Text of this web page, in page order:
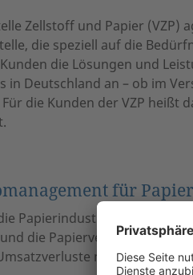
Zellstoff und Papier (VZP)
die speziell auf die
die Lösungen und
in Deutschland an – ob im
die Kunden der VZP heißt
für
Papierindustrie sind große,
die Papierveredelung.
nach sich